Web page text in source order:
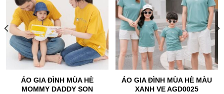
ÁO GIA ĐÌNH MÙA HÈ
MOMMY DADDY SON
ÁO GIA ĐÌNH MÙA HÈ MÀU
XANH VE AGD0025